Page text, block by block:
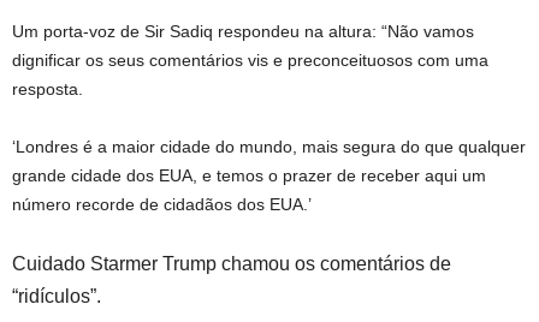
Um porta-voz de Sir Sadiq respondeu na altura: “Não vamos
dignificar os seus comentários vis e preconceituosos com uma
resposta.
‘Londres é a maior cidade do mundo, mais segura do que qualquer
grande cidade dos EUA, e temos o prazer de receber aqui um
número recorde de cidadãos dos EUA.’
Cuidado Starmer Trump chamou os comentários de
“ridículos”.